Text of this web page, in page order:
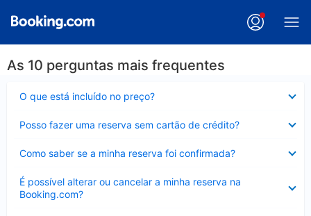
As 10 perguntas mais frequentes
O que está incluído no preço?
Posso fazer uma reserva sem cartão de crédito?
Como saber se a minha reserva foi confirmada?
É possível alterar ou cancelar a minha reserva na
Booking.com?
Contraído